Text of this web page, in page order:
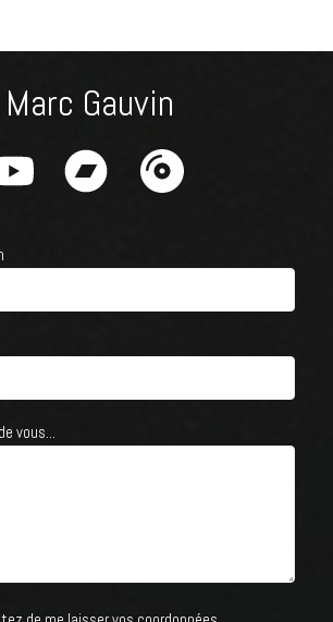
Marc Gauvin
vous...